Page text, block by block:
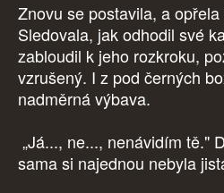
Znovu se postavila, a
Sledovala, jak odhodil své
zabloudil k jeho rozkroku,
vzrušený. I z pod černých
nadměrná výbava.
„Já..., ne..., nenávidím tě."
sama si najednou nebyla